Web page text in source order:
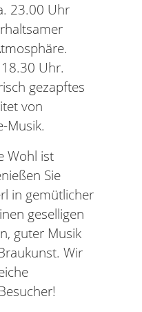
23.00 Uhr
Uhr.
gezapftes
von
Musik.
Wohl ist
Sie
in gemütlicher
geselligen
guter Musik
Wir